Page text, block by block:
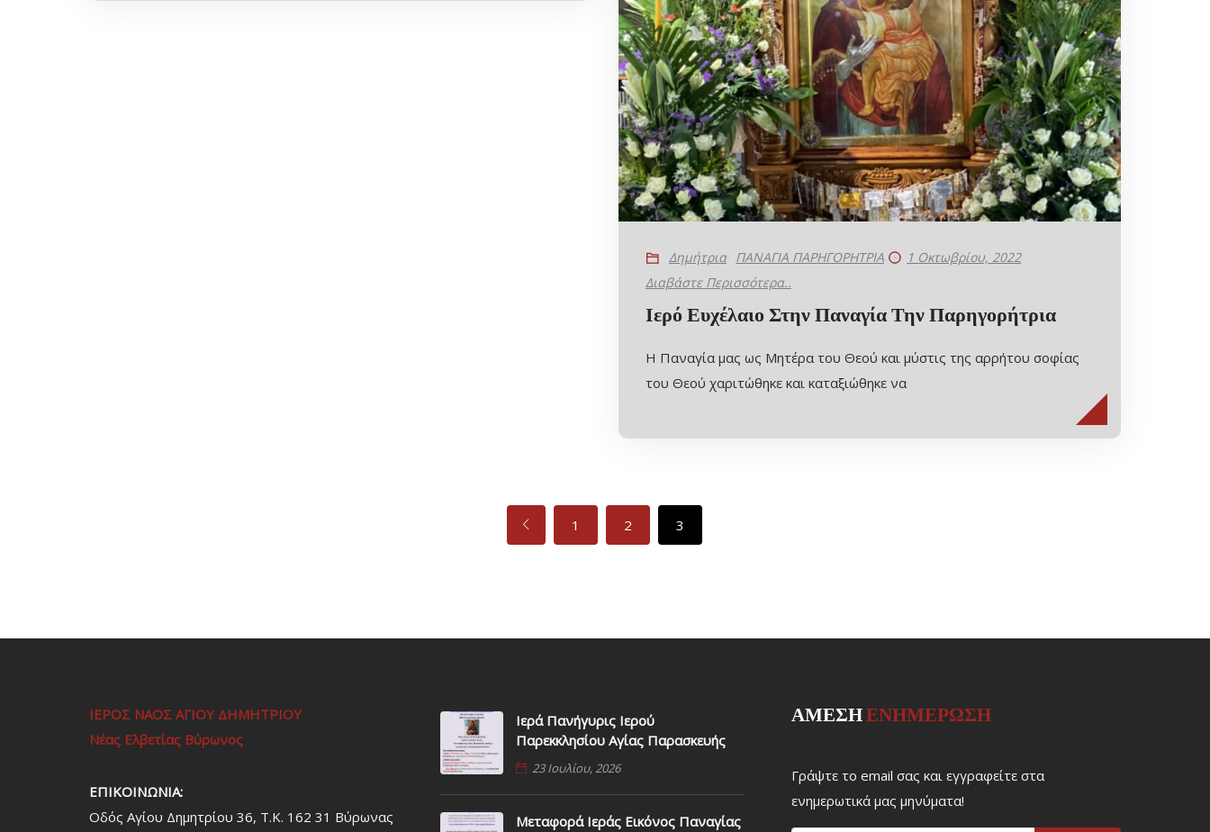
Δημήτρια ΠΑΝΑΓΙΑ ΠΑΡΗΓΟΡΗΤΡΙΑ
1 Οκτωβρίου, 2022
Διαβάστε Περισσότερα..
Ιερό Ευχέλαιο Στην Παναγία Την Παρηγορήτρια
Η Παναγία μας ως Μητέρα του Θεού και μύστις της αρρήτου σοφίας
του Θεού χαριτώθηκε και καταξιώθηκε να
1 2 3
ΙΕΡΟΣ ΝΑΟΣ ΑΓΙΟΥ ΔΗΜΗΤΡΙΟΥ
Νέας Ελβετίας Βύρωνος
ΕΠΙΚΟΙΝΩΝΙΑ:
Οδός Αγίου Δημητρίου 36, Τ.Κ. 162 31 Bύρωνας
Ιερά Πανήγυρις Ιερού
Παρεκκλησίου Αγίας Παρασκευής
23 Ιουλίου, 2026
Μεταφορά Ιεράς Εικόνος Παναγίας
ΑΜΕΣΗΕΝΗΜΕΡΩΣΗ
Γράψτε το email σας και εγγραφείτε στα
ενημερωτικά μας μηνύματα!